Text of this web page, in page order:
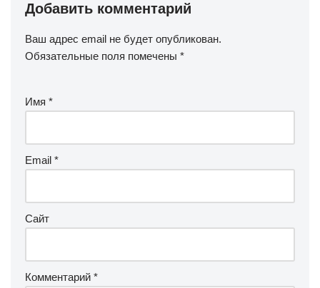
Добавить комментарий
Ваш адрес email не будет опубликован.
Обязательные поля помечены *
Имя *
Email *
Сайт
Комментарий *